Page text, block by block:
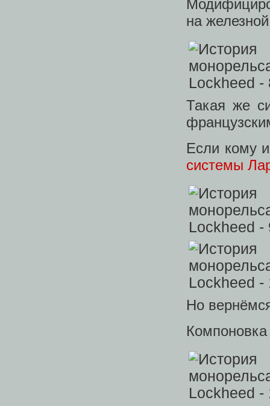
на
Такая же
Если кому
системы
Но